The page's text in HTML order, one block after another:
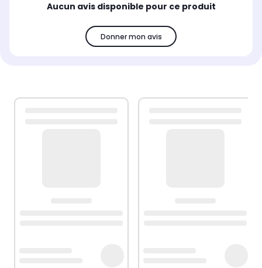
Aucun avis disponible pour ce produit
Donner mon avis